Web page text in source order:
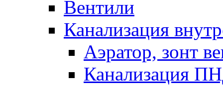
Вентили
Канализация
Аэратор, зонт
Канализация